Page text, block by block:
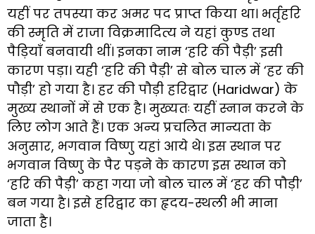
यहीं पर तपस्या कर अमर पद प्राप्त किया था। भर्तृहरि
की स्मृति में राजा विक्रमादित्य ने यहां कुण्ड तथा
पैड़ियाँ बनवायी थीं। इनका नाम ‘हरि की पैड़ी’ इसी
कारण पड़ा। यही ‘हरि की पैड़ी’ से बोल चाल में ‘हर की
पौड़ी’ हो गया है। हर की पौड़ी हरिद्वार (Haridwar) के
मुख्य स्थानों में से एक है। मुख्यतः यहीं स्नान करने के
लिए लोग आते हैं। एक अन्य प्रचलित मान्यता के
अनुसार, भगवान विष्णु यहां आये थे। इस स्थान पर
भगवान विष्णु के पैर पड़ने के कारण इस स्थान को
‘हरि की पैड़ी’ कहा गया जो बोल चाल में ‘हर की पौड़ी’
बन गया है। इसे हरिद्वार का हृदय-स्थली भी माना
जाता है।